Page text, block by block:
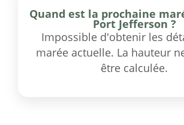
Quand est la prochaine
Port Jefferson ?
Impossible d'obtenir les
marée actuelle. La hauteur
être calculée.